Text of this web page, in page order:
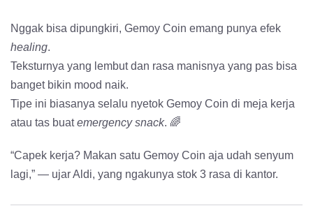
Nggak bisa dipungkiri, Gemoy Coin emang punya efek
healing.
Teksturnya yang lembut dan rasa manisnya yang pas bisa
banget bikin mood naik.
Tipe ini biasanya selalu nyetok Gemoy Coin di meja kerja
atau tas buatemergency snack. 🌈
“Capek kerja? Makan satu Gemoy Coin aja udah senyum
lagi,” — ujar Aldi, yang ngakunya stok 3 rasa di kantor.